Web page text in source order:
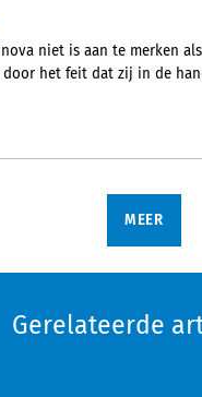
niet is aan te merken
het feit dat zij in de
MEER
Gerelateerde